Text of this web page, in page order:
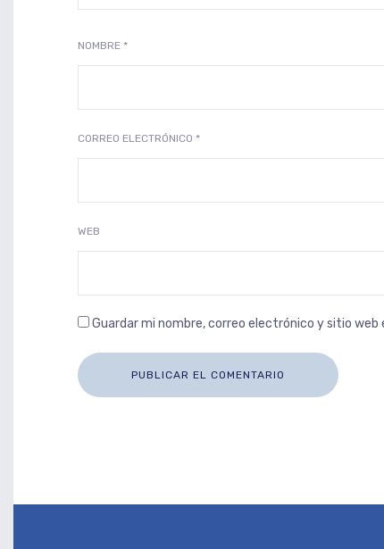
NOMBRE *
CORREO ELECTRÓNICO *
WEB
Guardar mi nombre, correo electrónico y sitio